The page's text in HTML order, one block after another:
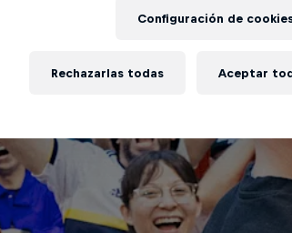
Configuración de
Rechazarlas todas Aceptar